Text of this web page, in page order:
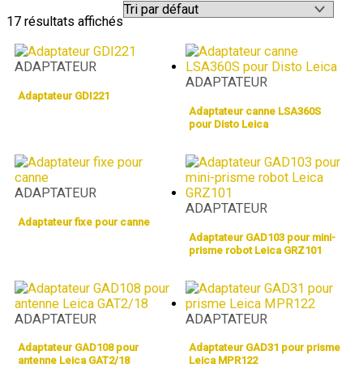
17 résultats affichés
ADAPTATEUR
Adaptateur GDI221
ADAPTATEUR
Adaptateur canne LSA360S
pour Disto Leica
ADAPTATEUR
Adaptateur fixe pour canne
ADAPTATEUR
Adaptateur GAD103 pour mini-
prisme robot Leica GRZ101
ADAPTATEUR
Adaptateur GAD108 pour
antenne Leica GAT2/18
ADAPTATEUR
Adaptateur GAD31 pour prisme
Leica MPR122